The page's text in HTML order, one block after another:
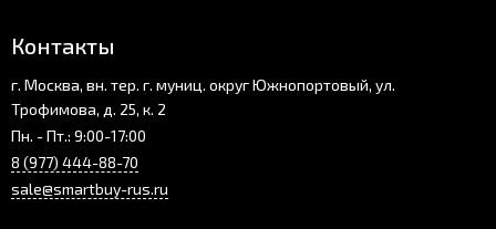
Контакты
г. Москва, вн. тер. г. муниц. округ Южнопортовый, ул.
Трофимова, д. 25, к. 2
Пн. - Пт.: 9:00-17:00
8 (977) 444-88-70
sale@smartbuy-rus.ru